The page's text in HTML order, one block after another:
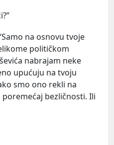
na osnovu tvoje
političkom
nabrajam neke
upućuju na tvoju
smo ono rekli na
bezličnosti. Ili